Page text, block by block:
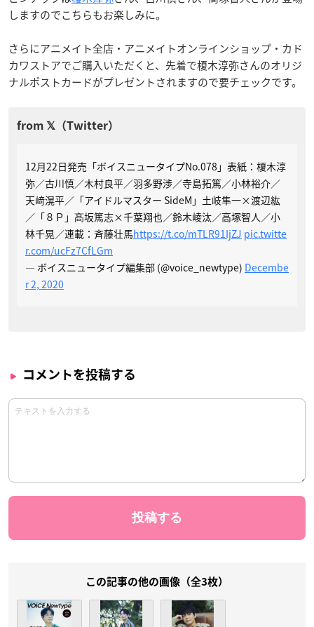
しますのでこちらもお楽しみに。
さらにアニメイト全店・アニメイトオンラインショップ・カド
カワストアでご購入いただくと、先着で榎木淳弥さんのオリジ
ナルポストカードがプレゼントされますので要チェックです。
12月22日発売「ボイスニュータイプNo.078」表紙：榎木淳
弥／古川慎／木村良平／羽多野渉／寺島拓篤／小林裕介／
天﨑滉平／「アイドルマスター SideM」土岐隼一×渡辺紘
／「８Ｐ」髙坂篤志×千葉翔也／鈴木崚汰／高塚智人／小
林千晃／連載：斉藤壮馬https://t.co/mTLR91IjZJ pic.twitte
r.com/ucFz7CfLGm
— ボイスニュータイプ編集部 (@voice_newtype) Decembe
r 2, 2020
コメントを投稿する
この記事の他の画像（全3枚）